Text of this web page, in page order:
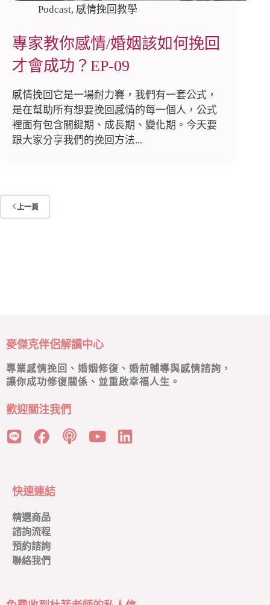
Podcast, 感情挽回教學
專家教你感情/婚姻該如何挽回
才會成功？EP-09
感情挽回它是一場耐力賽，我們有一套公式，
是在幫助所有想要挽回感情的每一個人，公式
裡面有包含關鍵期、成長期、變化期。今天要
跟大家分享我們的挽回方法...
上一頁
麥傑克伴侶解讀中心
專業感情挽回、婚姻修復、婚前輔導與感情諮詢，
讓你成功修復關係、並重啟幸福人生。
歡迎關注我們
快速連結
精選商品
諮詢流程
預約諮詢
聯絡我們